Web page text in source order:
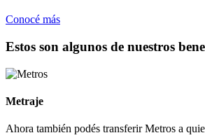
Conocé más
Estos son algunos de nuestros
Metraje
Ahora también podés transferir Metros a